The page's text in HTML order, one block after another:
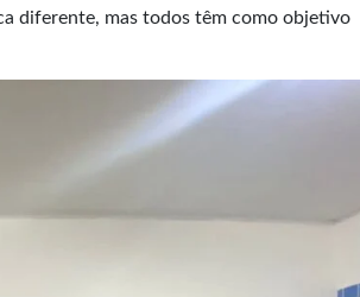
diferente, mas todos têm como objetivo